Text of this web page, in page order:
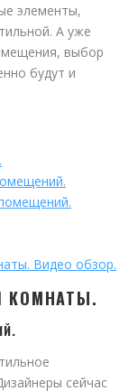
элементы,
А уже
выбор
будут и
Видео обзор.
КОМНАТЫ.
сейчас